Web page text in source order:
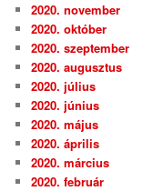
2020. november
2020. október
2020. szeptember
2020. augusztus
2020. július
2020. június
2020. május
2020. április
2020. március
2020. február